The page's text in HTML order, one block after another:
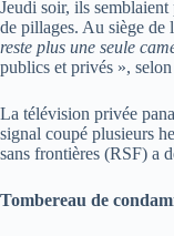
Jeudi soir, ils semblaient
de pillages. Au siège
reste plus une seule
publics et privés »,
La télévision privée
signal coupé plusieurs
sans frontières (RSF) a
Tombereau de